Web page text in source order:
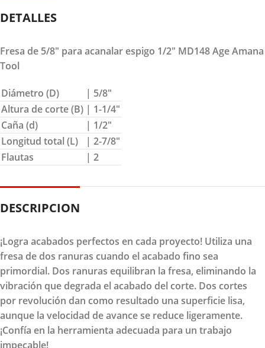
DETALLES
Fresa de 5/8″ para acanalar espigo 1/2″ MD148 Age Amana
Tool
Diámetro (D)
| 5/8″
Altura de corte (B) | 1-1/4″
Caña (d)
| 1/2″
Longitud total (L)
| 2-7/8″
Flautas
| 2
DESCRIPCION
¡Logra acabados perfectos en cada proyecto! Utiliza una
fresa de dos ranuras cuando el acabado fino sea
primordial. Dos ranuras equilibran la fresa, eliminando la
vibración que degrada el acabado del corte. Dos cortes
por revolución dan como resultado una superficie lisa,
aunque la velocidad de avance se reduce ligeramente.
¡Confía en la herramienta adecuada para un trabajo
impecable!